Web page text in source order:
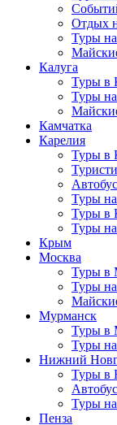
Отдых
Туры
Калуга
Туры в
Туры
Камчатка
Карелия
Туры в
Туры
Туры в
Туры
Крым
Москва
Туры в
Туры
Мурманск
Туры в
Туры
Нижний
Туры в
Туры
Пенза